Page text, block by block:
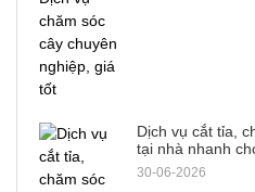
Dịch vụ cắt tỉa,
tại nhà nhanh
30-06-2026